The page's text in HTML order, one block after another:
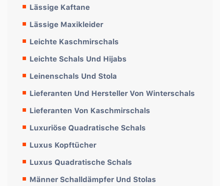
Lässige Kaftane
Lässige Maxikleider
Leichte Kaschmirschals
Leichte Schals Und Hijabs
Leinenschals Und Stola
Lieferanten Und Hersteller Von Winterschals
Lieferanten Von Kaschmirschals
Luxuriöse Quadratische Schals
Luxus Kopftücher
Luxus Quadratische Schals
Männer Schalldämpfer Und Stolas